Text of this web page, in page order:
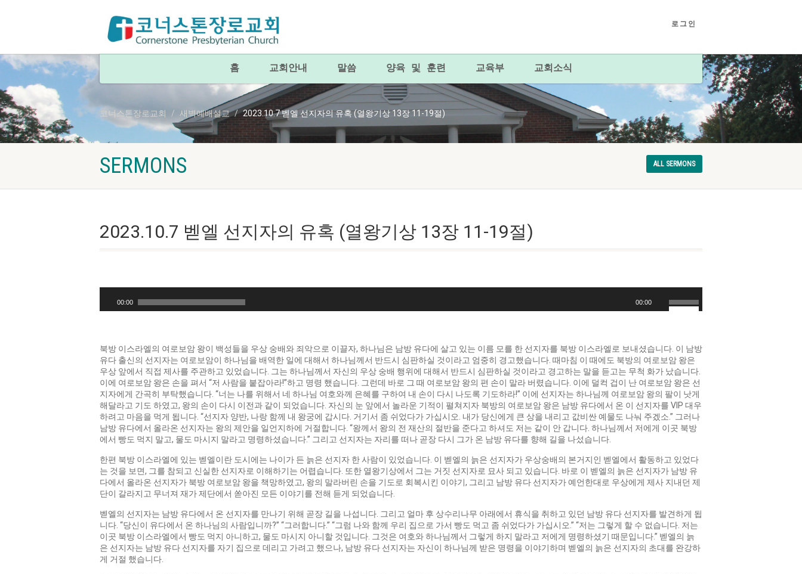
로그인
홈 교회안내 말씀 양육 및 훈련 교육부 교회소식
코너스톤장로교회 새벽예배설교 2023.10.7 벧엘 선지자의 유혹 (열왕기상 13장 11-19절)
SERMONS ALL SERMONS
2023.10.7 벧엘 선지자의 유혹 (열왕기상 13장 11-19절)
이
어
00:00 00:00
볼
륨
이
거
나
줄
이
려
면
상/
하
살
표
키
용
하
세
요.
북방 이스라엘의 여로보암 왕이 백성들을 우상 숭배와 죄악으로 이끌자, 하나님은 남방 유다에 살고 있는 이름 모를 한 선지자를 북방 이스라엘로 보내셨습니다. 이 남방
유다 출신의 선지자는 여로보암이 하나님을 배역한 일에 대해서 하나님께서 반드시 심판하실 것이라고 엄중히 경고했습니다. 때마침 이 때에도 북방의 여로보암 왕은
우상 앞에서 직접 제사를 주관하고 있었습니다. 그는 하나님께서 자신의 우상 숭배 행위에 대해서 반드시 심판하실 것이라고 경고하는 말을 듣고는 무척 화가 났습니다.
이에 여로보암 왕은 손을 펴서 “저 사람을 붙잡아라!”하고 명령 했습니다. 그런데 바로 그 때 여로보암 왕의 편 손이 말라 버렸습니다. 이에 덜컥 겁이 난 여로보암 왕은 선
지자에게 간곡히 부탁했습니다. “너는 나를 위해서 네 하나님 여호와께 은혜를 구하여 내 손이 다시 나도록 기도하라!” 이에 선지자는 하나님께 여로보암 왕의 팔이 낫게
해달라고 기도 하였고, 왕의 손이 다시 이전과 같이 되었습니다. 자신의 눈 앞에서 놀라운 기적이 펼쳐지자 북방의 여로보암 왕은 남방 유다에서 온 이 선지자를 VIP 대우
하려고 마음을 먹게 됩니다. “선지자 양반, 나랑 함께 내 왕궁에 갑시다. 거기서 좀 쉬었다가 가십시오. 내가 당신에게 큰 상을 내리고 값비싼 예물도 나눠 주겠소.” 그러나
남방 유다에서 올라온 선지자는 왕의 제안을 일언지하에 거절합니다. “왕께서 왕의 전 재산의 절반을 준다고 하셔도 저는 같이 안 갑니다. 하나님께서 저에게 이곳 북방
에서 빵도 먹지 말고, 물도 마시지 말라고 명령하셨습니다.” 그리고 선지자는 자리를 떠나 곧장 다시 그가 온 남방 유다를 향해 길을 나섰습니다.
한편 북방 이스라엘에 있는 벧엘이란 도시에는 나이가 든 늙은 선지자 한 사람이 있었습니다. 이 벧엘의 늙은 선지자가 우상숭배의 본거지인 벧엘에서 활동하고 있었다
는 것을 보면, 그를 참되고 신실한 선지자로 이해하기는 어렵습니다. 또한 열왕기상에서 그는 거짓 선지자로 묘사 되고 있습니다. 바로 이 벧엘의 늙은 선지자가 남방 유
다에서 올라온 선지자가 북방 여로보암 왕을 책망하였고, 왕의 말라버린 손을 기도로 회복시킨 이야기, 그리고 남방 유다 선지자가 예언한대로 우상에게 제사 지내던 제
단이 갈라지고 무너져 재가 제단에서 쏟아진 모든 이야기를 전해 듣게 되었습니다.
벧엘의 선지자는 남방 유다에서 온 선지자를 만나기 위해 곧장 길을 나섭니다. 그리고 얼마 후 상수리나무 아래에서 휴식을 취하고 있던 남방 유다 선지자를 발견하게 됩
니다. “당신이 유다에서 온 하나님의 사람입니까?” “그러합니다.” “그럼 나와 함께 우리 집으로 가서 빵도 먹고 좀 쉬었다가 가십시오.” “저는 그렇게 할 수 없습니다. 저는
이곳 북방 이스라엘에서 빵도 먹지 아니하고, 물도 마시지 아니할 것입니다. 그것은 여호와 하나님께서 그렇게 하지 말라고 저에게 명령하셨기 때문입니다.” 벧엘의 늙
은 선지자는 남방 유다 선지자를 자기 집으로 데리고 가려고 했으나, 남방 유다 선지자는 자신이 하나님께 받은 명령을 이야기하며 벧엘의 늙은 선지자의 초대를 완강하
게 거절 했습니다.